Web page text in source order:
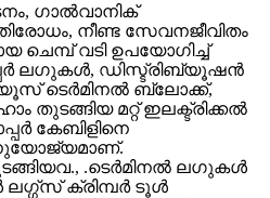
ഗാൽവാനിക്
നീണ്ട സേവനജീവിതം
ചെമ്പ് വടി ഉപയോഗിച്ച്
ലഗുകൾ, ഡിസ്ട്രിബ്യൂഷൻ
ടെർമിനൽ ബ്ലോക്ക്,
മറ്റ് ഇലക്ട്രിക്കൽ
കേബിളിനെ
.ടെർമിനൽ ലഗുകൾ
ക്രിമ്പർ ടൂൾ